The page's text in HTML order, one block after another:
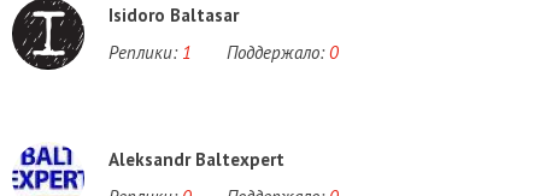
Isidoro Baltasar
Реплики: 1 Поддержало: 0
Aleksandr Baltexpert